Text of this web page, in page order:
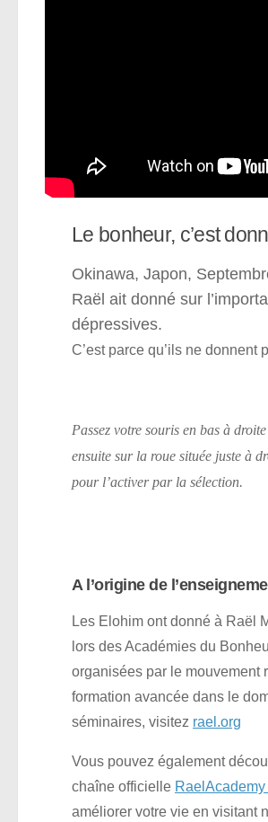
Le bonheur, c’est
Okinawa, Japon,
Raël ait donné sur
dépressives.
C’est parce qu’ils ne donnent
Passez votre souris en bas à
ensuite sur la roue située juste à
pour l’activer par la sélection.
A l’origine de
Les Elohim ont donné à Raël
lors des Académies du
organisées par le mouvement
formation avancée dans le
séminaires, visitez rael.org
Vous pouvez également
chaîne officielle
améliorer votre vie en visitant